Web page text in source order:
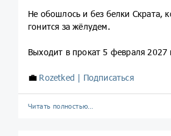
Не обошлось и без белки Скрата,
гонится за жёлудем.
Выходит в прокат 5 февраля 2027
💼 Rozetked | Подписаться
Читать полностью…